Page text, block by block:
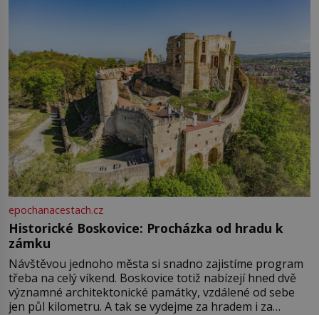
epochanacestach.cz
Historické Boskovice: Procházka od hradu k
zámku
Návštěvou jednoho města si snadno zajistíme program
třeba na celý víkend. Boskovice totiž nabízejí hned dvě
významné architektonické památky, vzdálené od sebe
jen půl kilometru. A tak se vydejme za hradem i za